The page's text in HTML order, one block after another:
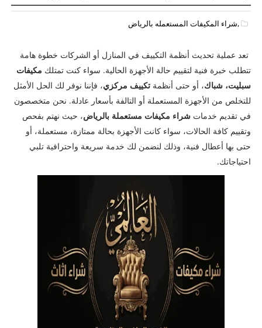
,شراء المكيفات المستعمله بالرياض
تعد عملية تحديث أنظمة التكييف في المنازل أو الشركات خطوة هامة
تتطلب خبرة فنية لتقييم حالة الأجهزة الحالية. سواء كنت تمتلك مكيفات
سبليت، شباك، أو حتى أنظمة تكييف مركزي، فإننا نوفر لك الحل الأمثل
للتخلص من الأجهزة المستعملة أو التالفة بأسعار عادلة. نحن متخصصون
في تقديم خدمات شراء مكيفات مستعملة بالرياض، حيث نهتم بفحص
وتقييم كافة الحالات، سواء كانت الأجهزة بحالة ممتازة، مستعملة، أو
حتى بها أعطال فنية، وذلك لنضمن لك خدمة سريعة واحترافية تلبي
احتياجاتك.